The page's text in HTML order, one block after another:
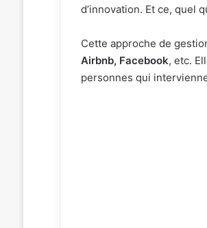
d’innovation. Et ce, quel
Cette approche de
Airbnb, Facebook, etc.
personnes qui